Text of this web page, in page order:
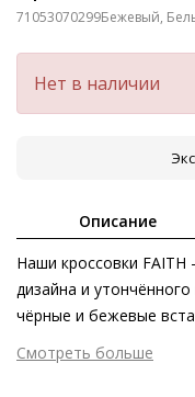
71053070299Бежевый,
Нет в наличии
Описание
Наши кроссовки
дизайна и
чёрные и бежевые
натуральной кожи
коже первоклассного
Смотреть больше